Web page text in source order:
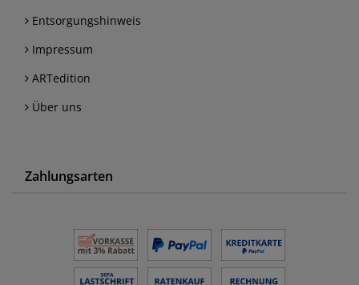
Entsorgungshinweis
Impressum
ARTedition
Über uns
Zahlungsarten